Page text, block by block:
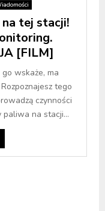
tej stacji!
[FILM]
wskaże, ma
tego
czynności
na stacji...